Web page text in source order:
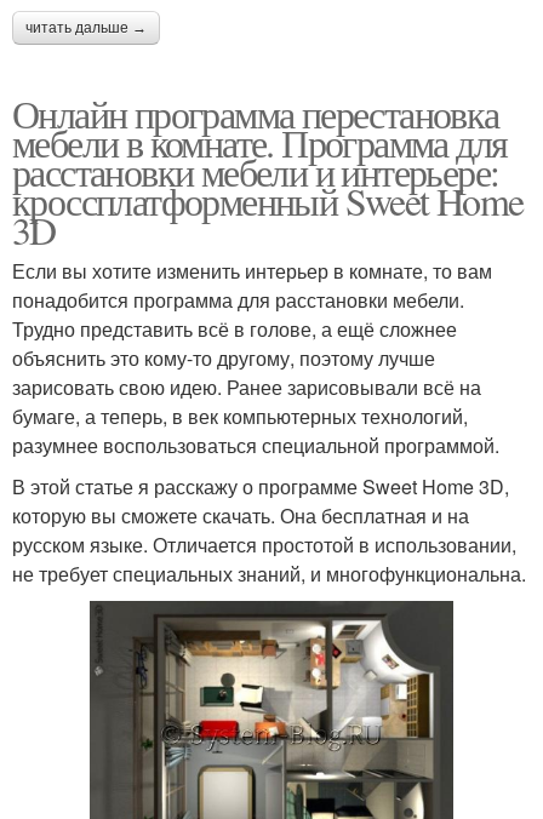
читать дальше →
Онлайн программа перестановка
мебели в комнате. Программа для
расстановки мебели и интерьере:
кроссплатформенный Sweet Home
3D
Если вы хотите изменить интерьер в комнате, то вам
понадобится программа для расстановки мебели.
Трудно представить всё в голове, а ещё сложнее
объяснить это кому-то другому, поэтому лучше
зарисовать свою идею. Ранее зарисовывали всё на
бумаге, а теперь, в век компьютерных технологий,
разумнее воспользоваться специальной программой.
В этой статье я расскажу о программе Sweet Home 3D,
которую вы сможете скачать. Она бесплатная и на
русском языке. Отличается простотой в использовании,
не требует специальных знаний, и многофункциональна.